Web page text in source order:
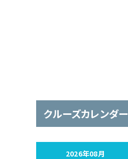
クルーズカレンダー
2026年08月